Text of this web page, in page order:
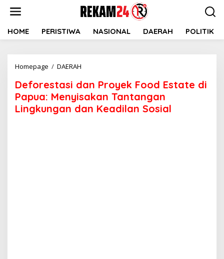
HOME PERISTIWA NASIONAL DAERAH POLITIK
Homepage / DAERAH
Proyek
Food
Estate
di
Deforestasi dan Proyek Food Estate di
Papua: Menyisakan Tantangan
Lingkungan dan Keadilan Sosial